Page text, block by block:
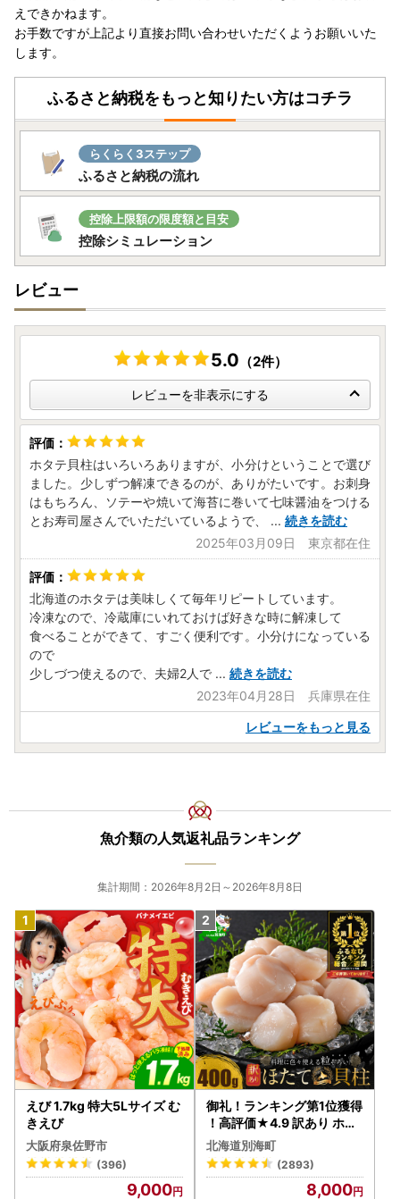
えできかねます。
お手数ですが上記より直接お問い合わせいただくようお願いいた
します。
ふるさと納税をもっと知りたい方はコチラ
らくらく3ステップ
ふるさと納税の流れ
控除上限額の限度額と目安
控除シミュレーション
レビュー
5.0 （2件）
レビューを非表示にする
ホタテ貝柱はいろいろありますが、小分けということで選び
ました。少しずつ解凍できるのが、ありがたいです。お刺身
はもちろん、ソテーや焼いて海苔に巻いて七味醤油をつける
とお寿司屋さんでいただいているようで、
... 続きを読む
2025年03月09日 東京都在住
北海道のホタテは美味しくて毎年リピートしています。
冷凍なので、冷蔵庫にいれておけば好きな時に解凍して
食べることができて、すごく便利です。小分けになっている
ので
少しづつ使えるので、夫婦2人で ... 続きを読む
2023年04月28日 兵庫県在住
レビューをもっと見る
魚介類の人気返礼品ランキング
集計期間：2026年8月2日～2026年8月8日
えび 1.7kg 特大5Lサイズ む
きえび
大阪府泉佐野市
(396)
9,000
御礼！ランキング第1位獲得
！高評価★4.9 訳あり ホタ
テ 400g（ほたて 帆立 貝柱
冷凍 ）
北海道別海町
(2893)
8,000